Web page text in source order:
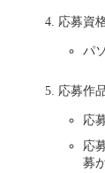
応募資
パ
応募作
応
応
募